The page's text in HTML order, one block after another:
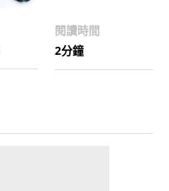
閱讀時間
2分鐘